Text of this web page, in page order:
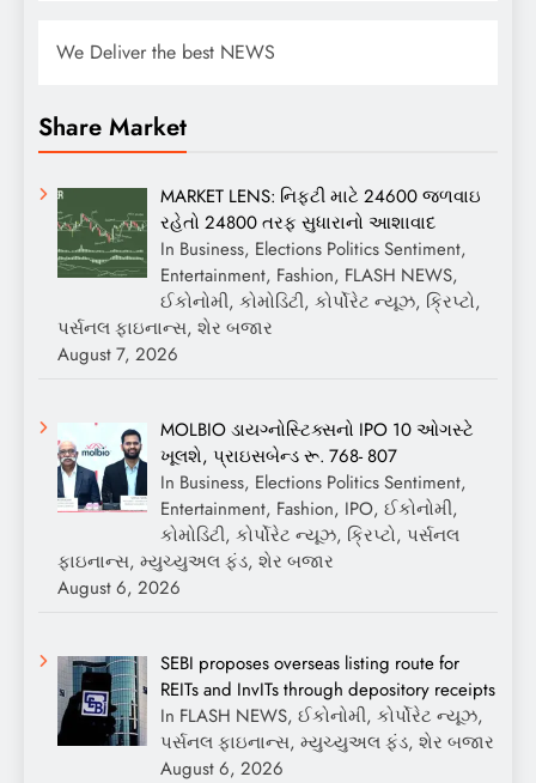
We Deliver the best NEWS
Share Market
MARKET LENS: નિફ્ટી માટે 24600 જળવાઇ
રહેતો 24800 તરફ સુધારાનો આશાવાદ
In Business, Elections Politics Sentiment,
Entertainment, Fashion, FLASH NEWS,
ઈકોનોમી, કોમોડિટી, કોર્પોરેટ ન્યૂઝ, ક્રિપ્ટો,
પર્સનલ ફાઇનાન્સ, શેર બજાર
August 7, 2026
MOLBIO ડાયગ્નોસ્ટિક્સનો IPO 10 ઓગસ્ટે
ખૂલશે, પ્રાઇસબેન્ડ રૂ. 768- 807
In Business, Elections Politics Sentiment,
Entertainment, Fashion, IPO, ઈકોનોમી,
કોમોડિટી, કોર્પોરેટ ન્યૂઝ, ક્રિપ્ટો, પર્સનલ
ફાઇનાન્સ, મ્યુચ્યુઅલ ફંડ, શેર બજાર
August 6, 2026
SEBI proposes overseas listing route for
REITs and InvITs through depository receipts
In FLASH NEWS, ઈકોનોમી, કોર્પોરેટ ન્યૂઝ,
પર્સનલ ફાઇનાન્સ, મ્યુચ્યુઅલ ફંડ, શેર બજાર
August 6, 2026